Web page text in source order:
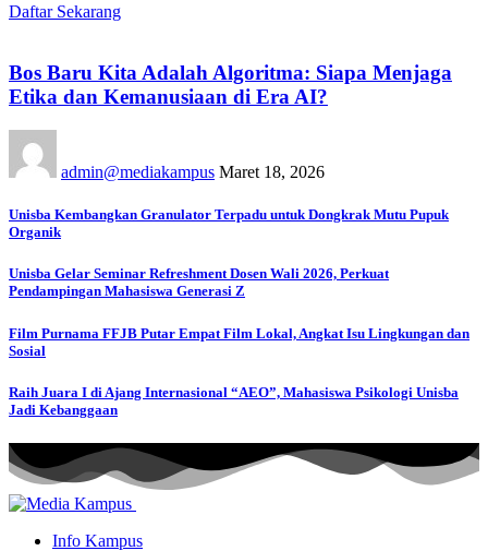
Daftar Sekarang
Bos Baru Kita Adalah Algoritma: Siapa Menjaga
Etika dan Kemanusiaan di Era AI?
admin@mediakampus Maret 18, 2026
Unisba Kembangkan Granulator Terpadu untuk Dongkrak Mutu Pupuk
Organik
Unisba Gelar Seminar Refreshment Dosen Wali 2026, Perkuat
Pendampingan Mahasiswa Generasi Z
Film Purnama FFJB Putar Empat Film Lokal, Angkat Isu Lingkungan dan
Sosial
Raih Juara I di Ajang Internasional “AEO”, Mahasiswa Psikologi Unisba
Jadi Kebanggaan
Info Kampus